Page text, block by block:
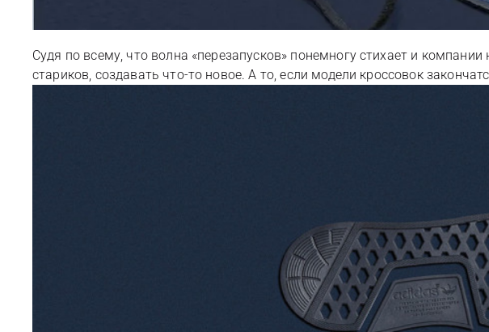
Судя по всему, что волна «перезапусков» понемногу стихает и
стариков, создавать что-то новое. А то, если модели кроссовок